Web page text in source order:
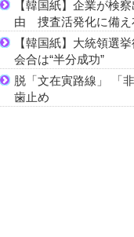
【韓国紙】企業が検
由 捜査活発化に備え
【韓国紙】大統領選
会合は“半分成功”
脱「文在寅路線」 「
歯止め